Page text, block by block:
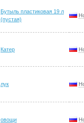
Бутыль пластиковая 19 л
(пустая)
Катер
лук
овощи